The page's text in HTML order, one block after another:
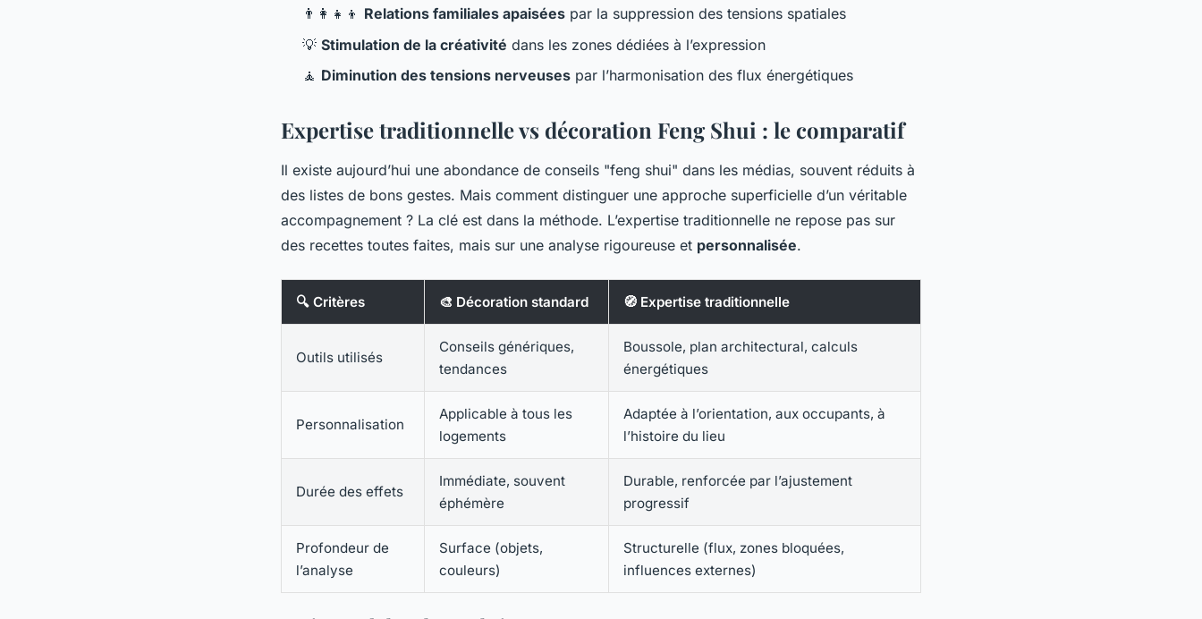
👨‍👩‍👧‍👦 Relations familiales apaisées par la suppression des tensions spatiales
💡 Stimulation de la créativité dans les zones dédiées à l’expression
🧘 Diminution des tensions nerveuses par l’harmonisation des flux énergétiques
Expertise traditionnelle vs décoration Feng Shui : le comparatif
Il existe aujourd’hui une abondance de conseils "feng shui" dans les médias, souvent réduits à
des listes de bons gestes. Mais comment distinguer une approche superficielle d’un véritable
accompagnement ? La clé est dans la méthode. L’expertise traditionnelle ne repose pas sur
des recettes toutes faites, mais sur une analyse rigoureuse et personnalisée.
🔍 Critères 🎨 Décoration standard 🧭 Expertise traditionnelle
Outils utilisés
Conseils génériques,
tendances
Boussole, plan architectural, calculs
énergétiques
Personnalisation
Applicable à tous les
logements
Adaptée à l’orientation, aux occupants, à
l’histoire du lieu
Durée des effets
Immédiate, souvent
éphémère
Durable, renforcée par l’ajustement
progressif
Profondeur de
l’analyse
Surface (objets,
couleurs)
Structurelle (flux, zones bloquées,
influences externes)